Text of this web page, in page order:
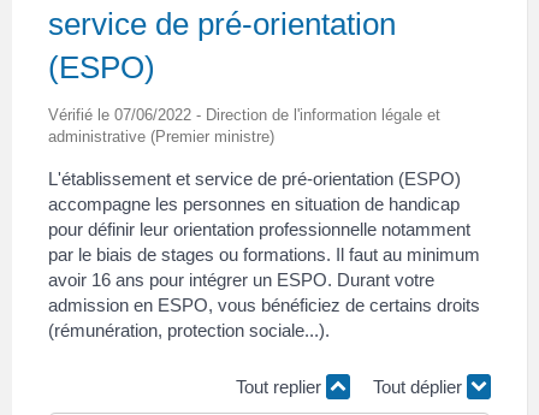
service de pré-orientation
(ESPO)
Vérifié le 07/06/2022 - Direction de l'information légale et
administrative (Premier ministre)
L'établissement et service de pré-orientation (ESPO)
accompagne les personnes en situation de handicap
pour définir leur orientation professionnelle notamment
par le biais de stages ou formations. Il faut au minimum
avoir 16 ans pour intégrer un ESPO. Durant votre
admission en ESPO, vous bénéficiez de certains droits
(rémunération, protection sociale...).
Tout replier Tout déplier